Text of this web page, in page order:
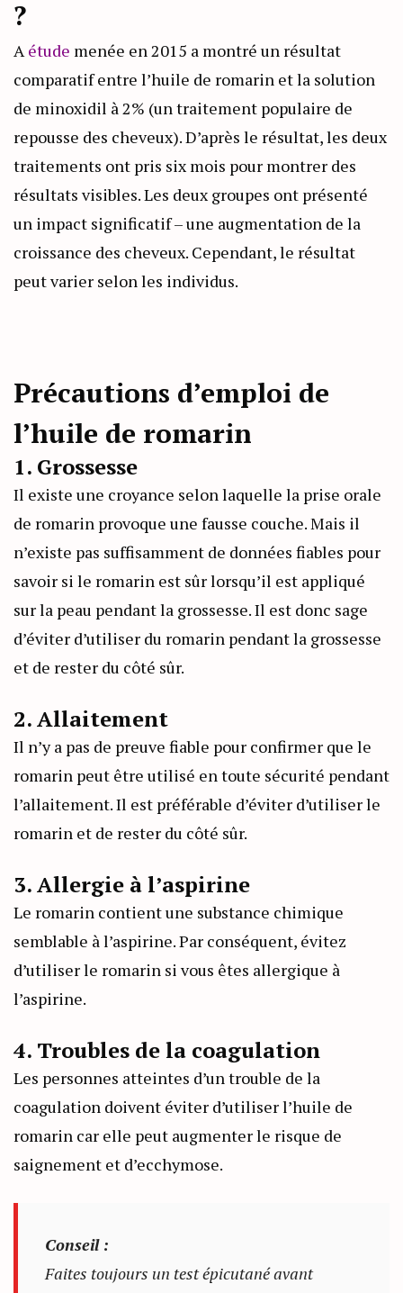
?
Aétude menée en 2015 a montré un résultat
comparatif entre l’huile de romarin et la solution
de minoxidil à 2% (un traitement populaire de
repousse des cheveux). D’après le résultat, les deux
traitements ont pris six mois pour montrer des
résultats visibles. Les deux groupes ont présenté
un impact significatif – une augmentation de la
croissance des cheveux. Cependant, le résultat
peut varier selon les individus.
Précautions d’emploi de
l’huile de romarin
1. Grossesse
Il existe une croyance selon laquelle la prise orale
de romarin provoque une fausse couche. Mais il
n’existe pas suffisamment de données fiables pour
savoir si le romarin est sûr lorsqu’il est appliqué
sur la peau pendant la grossesse. Il est donc sage
d’éviter d’utiliser du romarin pendant la grossesse
et de rester du côté sûr.
2. Allaitement
Il n’y a pas de preuve fiable pour confirmer que le
romarin peut être utilisé en toute sécurité pendant
l’allaitement. Il est préférable d’éviter d’utiliser le
romarin et de rester du côté sûr.
3. Allergie à l’aspirine
Le romarin contient une substance chimique
semblable à l’aspirine. Par conséquent, évitez
d’utiliser le romarin si vous êtes allergique à
l’aspirine.
4. Troubles de la coagulation
Les personnes atteintes d’un trouble de la
coagulation doivent éviter d’utiliser l’huile de
romarin car elle peut augmenter le risque de
saignement et d’ecchymose.
Conseil :
Faites toujours un test épicutané avant